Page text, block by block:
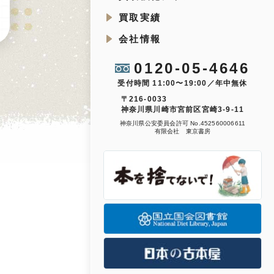
買取実績
会社情報
0120-05-4646
受付時間 11:00〜19:00／年中無休
〒216-0033
神奈川県川崎市宮前区宮崎3-9-11
神奈川県公安委員会許可 No.452560006611
有限会社 東京書房